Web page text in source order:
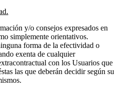
y/o consejos expresados en
simplemente orientativos.
forma de la efectividad o
exenta de cualquier
con los Usuarios que
las que deberán decidir según su